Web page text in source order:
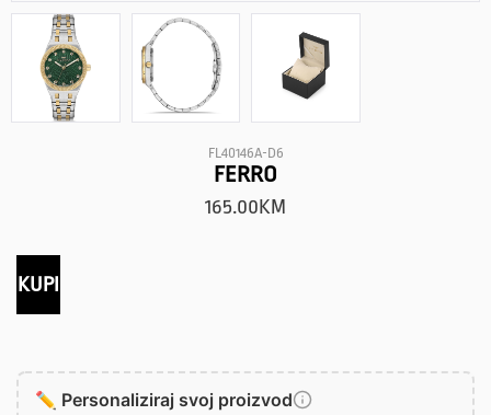
FL40146A-D6
FERRO
165.00KM
KUPI
✏️ Personaliziraj svoj proizvod